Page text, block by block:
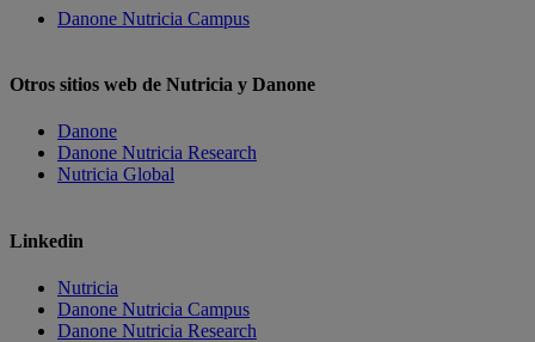
Danone Nutricia Campus
Otros sitios web de Nutricia y Danone
Danone
Danone Nutricia Research
Nutricia Global
Linkedin
Nutricia
Danone Nutricia Campus
Danone Nutricia Research